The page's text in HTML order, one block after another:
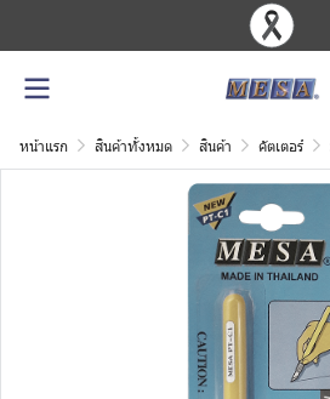
หน้าแรก สินค้าทั้งหมด สินค้า คัตเตอร์